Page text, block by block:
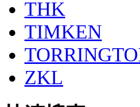
THK
TIMKEN
ZKL